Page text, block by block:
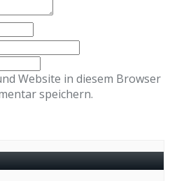
Website in diesem Browser
speichern.